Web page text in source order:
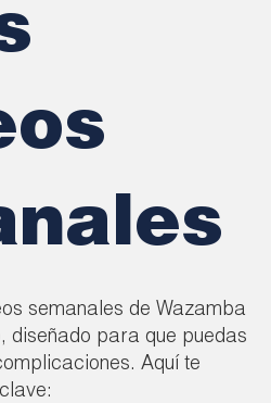
semanales de Wazamba
diseñado para que puedas
Aquí te